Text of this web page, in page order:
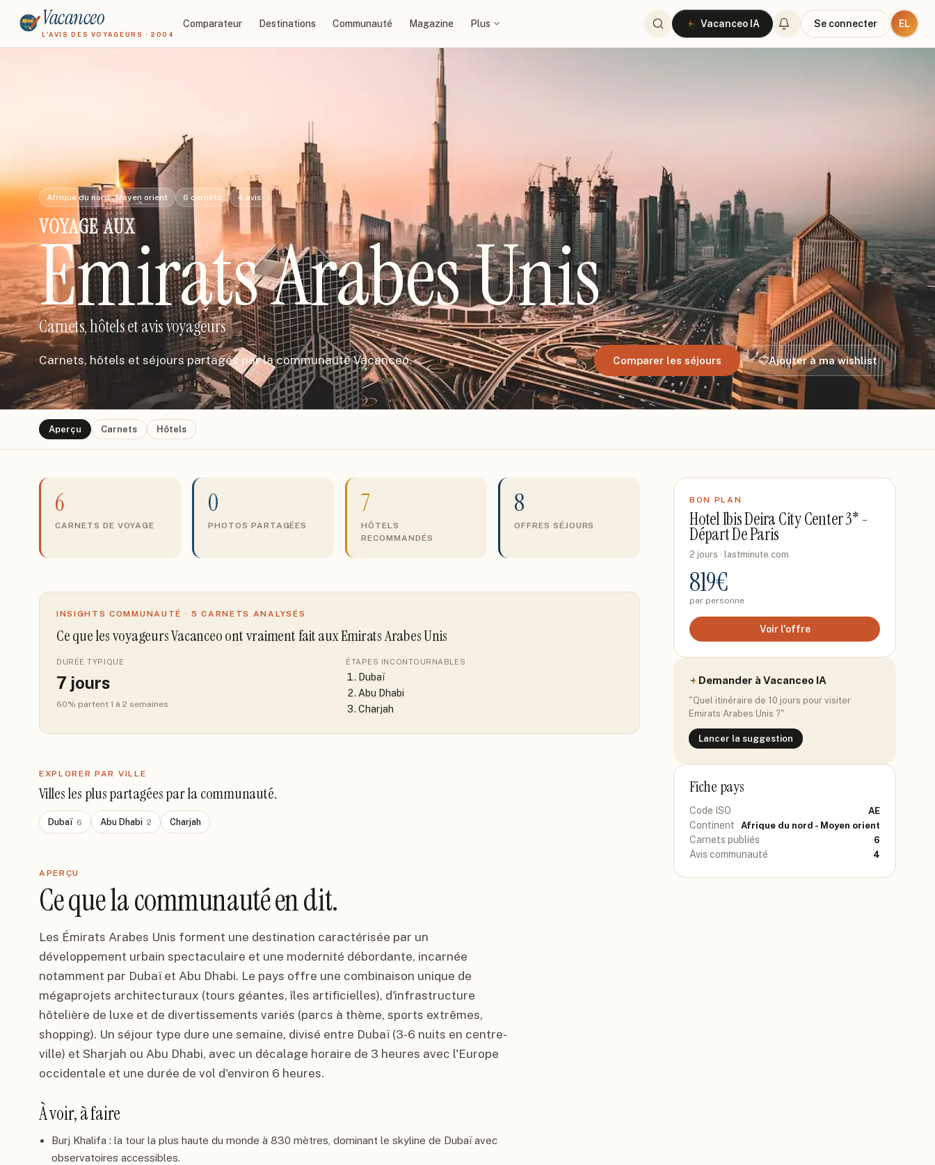
Vacanceo
L'AVIS DES VOYAGEURS · 2004
Comparateur Destinations Communauté Magazine Plus Vacanceo IA Se connecter EL
Afrique du nord - Moyen orient 6 carnets 4 avis
VOYAGEAUX
Emirats Arabes Unis
Carnets, hôtels et avis voyageurs
Carnets, hôtels et séjours partagés par la communauté Vacanceo. Comparer les séjours Ajouter à ma wishlist
Aperçu Carnets Hôtels
6
CARNETS DE VOYAGE
0
PHOTOS PARTAGÉES
7
HÔTELS
RECOMMANDÉS
8
OFFRES SÉJOURS
INSIGHTS COMMUNAUTÉ · 5 CARNETS ANALYSÉS
Ce que les voyageurs Vacanceo ont vraiment faitaux Emirats Arabes Unis
DURÉE TYPIQUE
7 jours
60% partent 1 à 2 semaines
ÉTAPES INCONTOURNABLES
Dubaï
Abu Dhabi
Charjah
EXPLORER PAR VILLE
Villes les plus partagées par la communauté.
Dubaï 6 Abu Dhabi 2 Charjah
APERÇU
Ce que la communauté en dit.
Les Émirats Arabes Unis forment une destination caractérisée par un
développement urbain spectaculaire et une modernité débordante, incarnée
notamment par Dubaï et Abu Dhabi. Le pays offre une combinaison unique de
mégaprojets architecturaux (tours géantes, îles artificielles), d'infrastructure
hôtelière de luxe et de divertissements variés (parcs à thème, sports extrêmes,
shopping). Un séjour type dure une semaine, divisé entre Dubaï (3-6 nuits en centre-
ville) et Sharjah ou Abu Dhabi, avec un décalage horaire de 3 heures avec l'Europe
occidentale et une durée de vol d'environ 6 heures.
À voir, à faire
Burj Khalifa : la tour la plus haute du monde à 830 mètres, dominant le skyline de Dubaï avec
observatoires accessibles.
BON PLAN
Hotel Ibis Deira City Center 3* -
Départ De Paris
2 jours · lastminute.com
819€
par personne
Voir l'offre
Demander à Vacanceo IA
"Quel itinéraire de 10 jours pour visiter
Emirats Arabes Unis ?"
Lancer la suggestion
Fiche pays
Code ISO AE
Continent Afrique du nord - Moyen orient
Carnets publiés 6
Avis communauté 4